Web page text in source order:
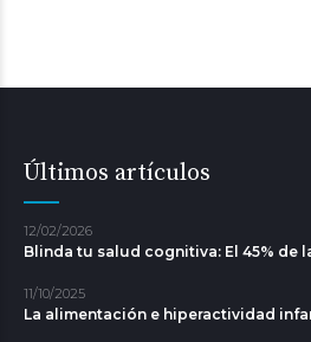
Últimos artículos
12/02/2026
Blinda tu salud cognitiva: El 45% de
11/10/2025
La alimentación e hiperactividad